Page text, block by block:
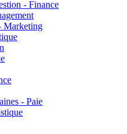
- Finance
Marketing
- Paie